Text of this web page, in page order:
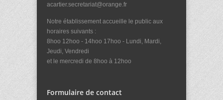
acartier.secretariat@orange.fr
Notre établissement accueille le public aux
horaires suivants :
8hoo 12hoo - 14hoo 17hoo - Lundi, Mardi,
Jeudi, Vendredi
et le mercredi de 8hoo à 12hoo
Formulaire de contact